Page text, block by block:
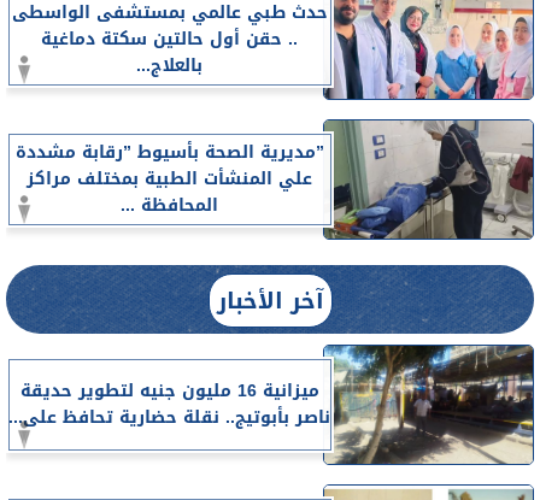
حدث طبي عالمي بمستشفى الواسطى
.. حقن أول حالتين سكتة دماغية
بالعلاج...
”مديرية الصحة بأسيوط ”رقابة مشددة
علي المنشأت الطبية بمختلف مراكز
المحافظة ...
آخر الأخبار
ميزانية 16 مليون جنيه لتطوير حديقة
ناصر بأبوتيج.. نقلة حضارية تحافظ على...